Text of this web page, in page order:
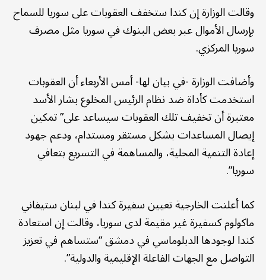
وقالت الوزارة إن كندا ستخفف العقوبات على سوريا للسماح
بإرسال الأموال عبر بعض البنوك في سوريا مثل مصرف
سوريا المركزي.
وأضافت الوزارة -في بيان لها- أمس الأربعاء أن العقوبات
استخدمت كأداة ضد نظام الرئيس المخلوع بشار الأسد
معتبرة أن تخفيف تلك العقوبات سيساعد على” تمكين
إيصال المساعدات بشكل مستقر ومستدام، ودعم جهود
إعادة التنمية المحلية، والمساهمة في التسريع بتعافي
سوريا”.
كما أعلنت الخارجية تعيين سفيرة كندا في لبنان ستيفاني
ماكولوم كسفيرة غير مقيمة لدى سوريا، وقالت إن استعادة
كندا لوجودها الدبلوماسي في دمشق “ستساهم في تعزيز
التواصل مع الجهات الفاعلة الإقليمية والدولية”.